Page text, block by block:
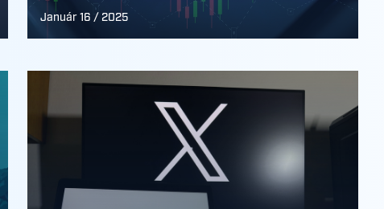
Január 16 / 2025